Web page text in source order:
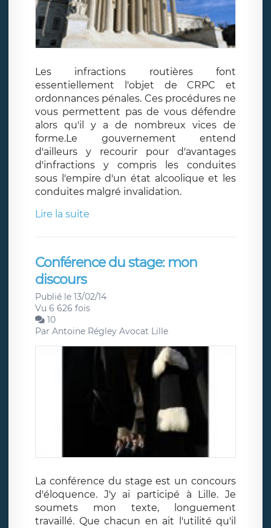
Les infractions routières font
essentiellement l'objet de CRPC et
ordonnances pénales. Ces procédures ne
vous permettent pas de vous défendre
alors qu'il y a de nombreux vices de
forme.Le gouvernement entend
d'ailleurs y recourir pour d'avantages
d'infractions y compris les conduites
sous l'empire d'un état alcoolique et les
conduites malgré invalidation.
Lire la suite
Conférence du stage: mon
discours
Publié le 13/02/14
Vu 6 626 fois
10
Par Antoine Régley Avocat Lille
La conférence du stage est un concours
d'éloquence. J'y ai participé à Lille. Je
soumets mon texte, longuement
travaillé. Que chacun en ait l'utilité qu'il